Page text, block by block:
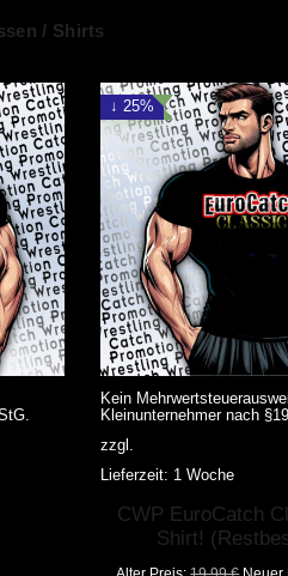
/ Shirts
↓ 25%
Kein
Kleinunternehmer nach
zzgl.
Lieferzeit: 1 Woche
Produkt
CWP EuroCatch
Shirt!